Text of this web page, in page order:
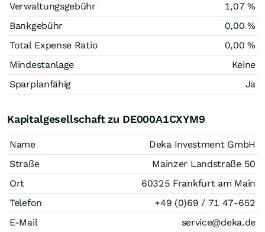
Verwaltungsgebühr
1,07 %
Bankgebühr
0,00 %
Total Expense Ratio
0,00 %
Mindestanlage
Keine
Sparplanfähig
Ja
Kapitalgesellschaft zu DE000A1CXYM9
Name
Deka Investment GmbH
Straße
Mainzer Landstraße 50
Ort
60325 Frankfurt am Main
Telefon
+49 (0)69 / 71 47-652
E-Mail
service@deka.de